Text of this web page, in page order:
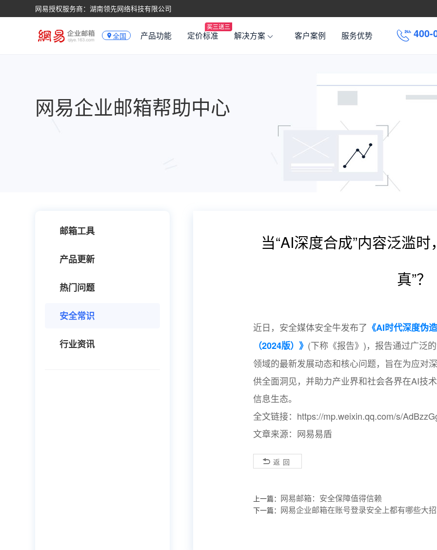
网易授权服务商：湖南领先网络科技有限公司
全国 产品功能 定价标准 解决方案 客户案例 服务优势 400-
网易企业邮箱帮助中心
邮箱工具
产品更新
热门问题
安全常识
行业资讯
当“AI深度合成”内容泛滥
真”？
近日，安全媒体安全牛发布了 《AI时代深度伪
（2024版）》 (下称《报告》)，报告通过广泛
领域的最新发展动态和核心问题，旨在为应对
供全面洞见，并助力产业界和社会各界在AI技
信息生态。
全文链接：https://mp.weixin.qq.com/s/
文章来源：网易易盾
返回
上一篇： 网易邮箱：安全保障值得信赖
下一篇： 网易企业邮箱在账号登录安全上都有哪些大